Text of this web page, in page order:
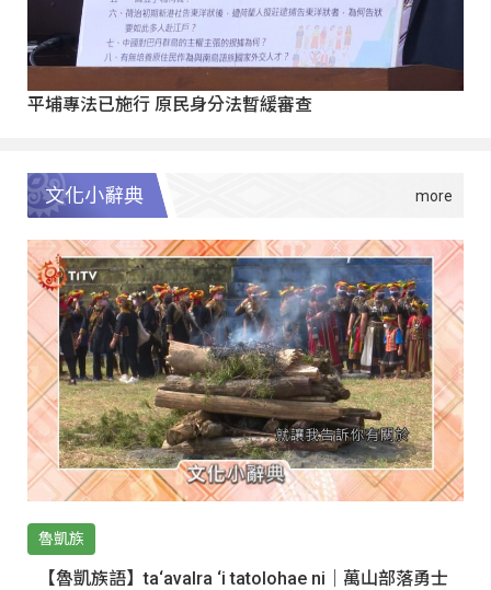
平埔專法已施行 原民身分法暫緩審查
文化小辭典
魯凱族
【魯凱族語】ta‘avalra ‘i tatolohae ni｜萬山部落勇士